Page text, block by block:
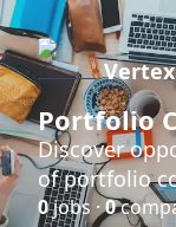
Portfolio
Discover
of portfolio
0jobs ·0